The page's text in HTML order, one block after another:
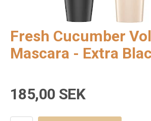
Fresh Cucumber
Mascara - Extra
185,00 SEK